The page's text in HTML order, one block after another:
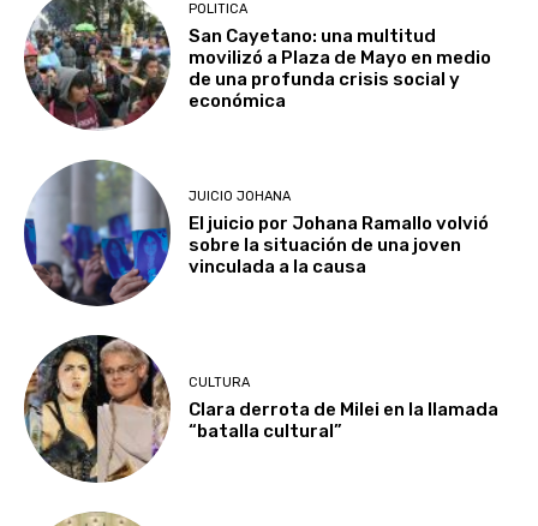
POLITICA
San Cayetano: una multitud
movilizó a Plaza de Mayo en medio
de una profunda crisis social y
económica
JUICIO JOHANA
El juicio por Johana Ramallo volvió
sobre la situación de una joven
vinculada a la causa
CULTURA
Clara derrota de Milei en la llamada
“batalla cultural”